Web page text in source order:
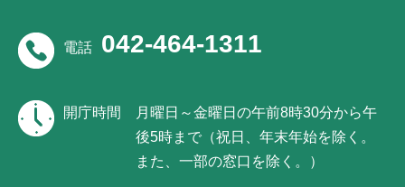
電話 042-464-1311
開庁時間
月曜日～金曜日の午前8時30分から午
後5時まで（祝日、年末年始を除く。
また、一部の窓口を除く。）